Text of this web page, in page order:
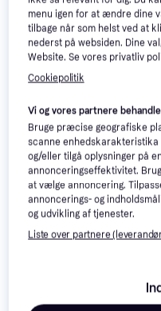
Alpine SXE-
467 kr.
Læs om
Laveste pris for Phoenix
den bedste pris lige nu
menu igen for at ændre dine
tilbage når som helst ved at
nederst på websiden. Dine
Website. Se vores privatliv
Cookiepolitik
Vi og vores partnere
Bruge præcise geografiske
scanne
og/eller tilgå oplysninger på
annonceringseffektivitet.
at vælge annoncering.
annoncerings- og
og udvikling af tjenester.
Liste over partnere